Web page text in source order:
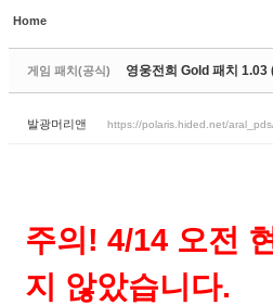
Home
게임 패치(공식) 영웅전희 Gold 패치 1.03
발광머리앤 https://polaris.hided.net/
주의! 4/14 오전
지 않았습니다.
Sketchbook5, 스
Sketchbook5,